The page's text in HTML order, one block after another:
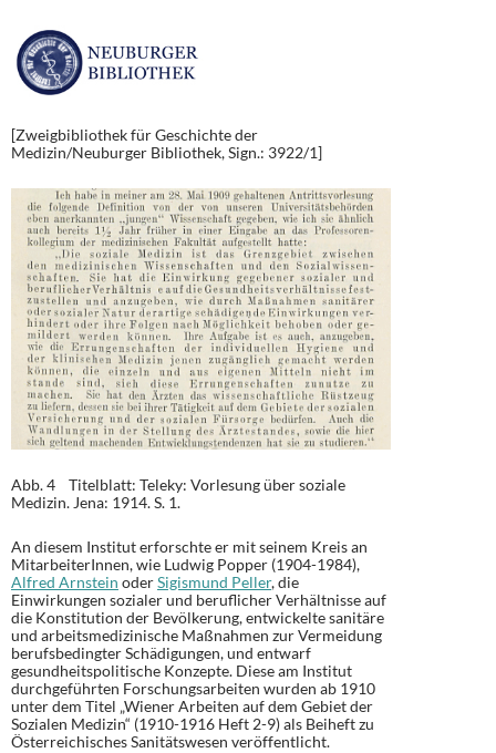
[Zweigbibliothek für Geschichte der
Medizin/Neuburger Bibliothek, Sign.: 3922/1]
Abb. 4 Titelblatt: Teleky: Vorlesung über soziale
Medizin. Jena: 1914. S. 1.
An diesem Institut erforschte er mit seinem Kreis an
MitarbeiterInnen, wie Ludwig Popper (1904-1984),
Alfred Arnstein oderSigismund Peller, die
Einwirkungen sozialer und beruflicher Verhältnisse auf
die Konstitution der Bevölkerung, entwickelte sanitäre
und arbeitsmedizinische Maßnahmen zur Vermeidung
berufsbedingter Schädigungen, und entwarf
gesundheitspolitische Konzepte. Diese am Institut
durchgeführten Forschungsarbeiten wurden ab 1910
unter dem Titel „Wiener Arbeiten auf dem Gebiet der
Sozialen Medizin“ (1910-1916 Heft 2-9) als Beiheft zu
Österreichisches Sanitätswesen veröffentlicht.